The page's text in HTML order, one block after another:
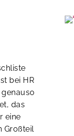
bei HR
das
eine
Großteil